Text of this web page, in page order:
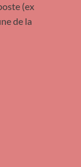
(ex
de la